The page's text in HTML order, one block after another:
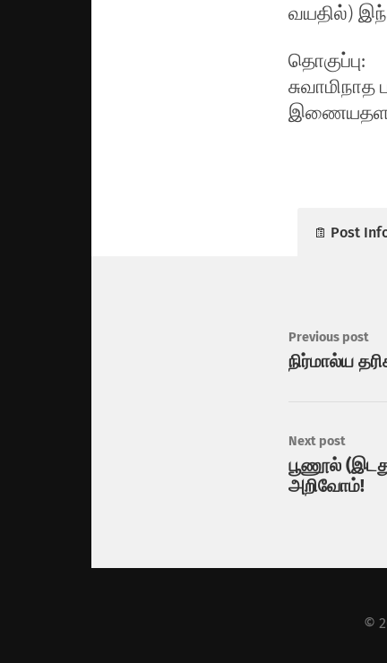
வயதில்)
தொகுப்பு:
இணையதள
Post
Previous post
நிர்மால்ய
Next post
பூணூல்
அறிவோம்!
©